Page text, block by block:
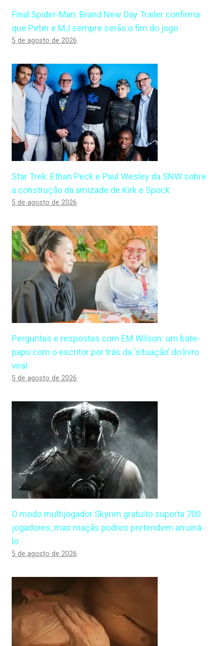
Final Spider-Man: Brand New Day Trailer confirma
que Peter e MJ sempre serão o fim do jogo
5 de agosto de 2026
Star Trek: Ethan Peck e Paul Wesley da SNW sobre
a construção da amizade de Kirk e Spock
5 de agosto de 2026
Perguntas e respostas com EM Wilson: um bate-
papo com o escritor por trás da ‘situação’ do livro
viral
5 de agosto de 2026
O modo multijogador Skyrim gratuito suporta 700
jogadores, mas maçãs podres pretendem arruiná-
lo
5 de agosto de 2026